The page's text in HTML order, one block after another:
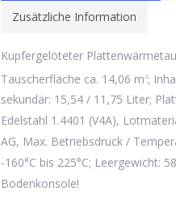
Zusätzliche Information
Kupfergelöteter
Tauscherfläche ca. 14,06 m 2;
sekundär: 15,54 / 11,75 Liter;
Edelstahl 1.4401 (V4A),
AG, Max. Betriebsdruck /
-160°C bis 225°C; Leergewicht:
Bodenkonsole!